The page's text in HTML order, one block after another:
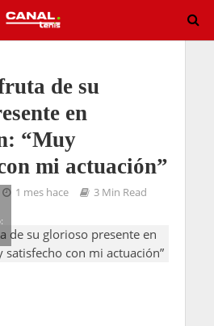
de su
en
“Muy
mi actuación”
1 mes hace 3 Min Read